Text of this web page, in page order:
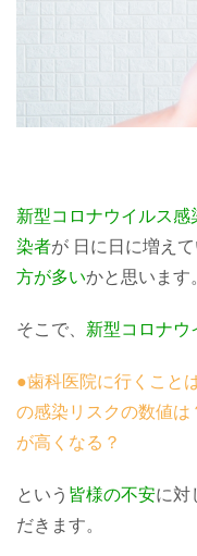
新型コロナウイルス感
染者が 日に日に増えて
方が多いかと思います
そこで、 新型コロナウ
●歯科医院に行くこと
の感染リスクの数値は
が高くなる？
という 皆様の不安に対
だきます。